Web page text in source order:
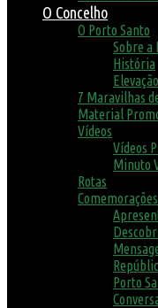
O Concelho
O Porto Santo
Sobre a
História
7 Maravilhas
Material
Vídeos
Vídeos
Minuto
Rotas
Porto